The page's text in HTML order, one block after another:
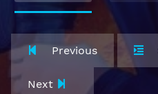
Previous
Next